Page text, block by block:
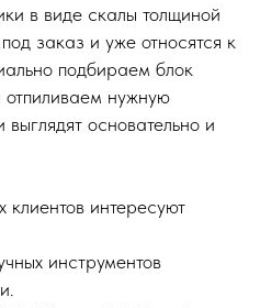
в виде скалы толщиной
заказ и уже относятся к
подбираем блок
нужную
основательно и
интересуют
инструментов